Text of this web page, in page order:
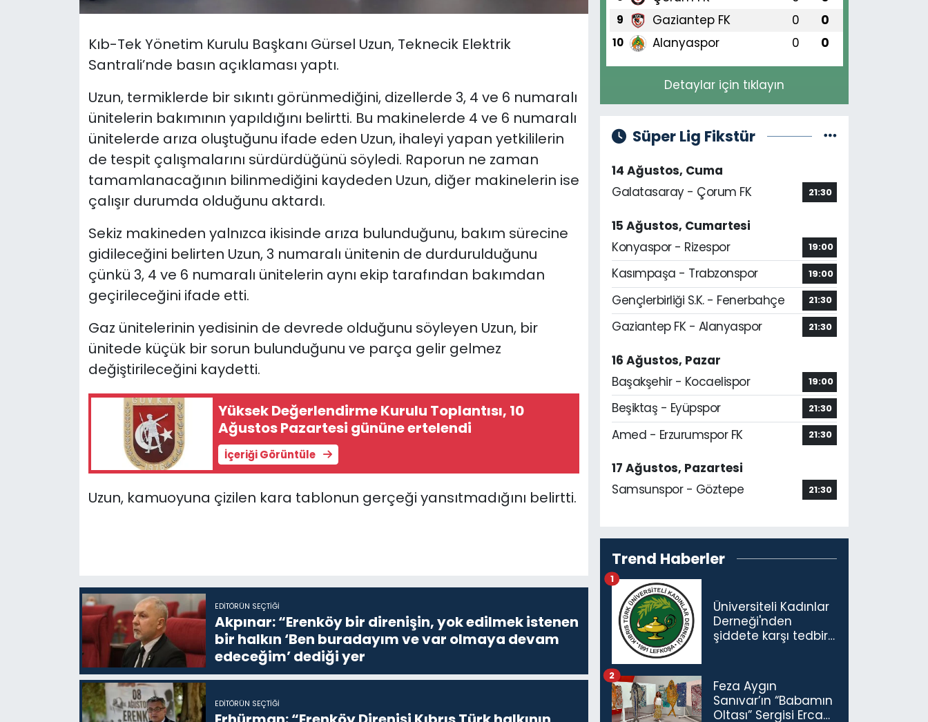
Kıb-Tek Yönetim Kurulu Başkanı Gürsel Uzun, Teknecik Elektrik
Santrali’nde basın açıklaması yaptı.
Uzun, termiklerde bir sıkıntı görünmediğini, dizellerde 3, 4 ve 6 numaralı
ünitelerin bakımının yapıldığını belirtti. Bu makinelerde 4 ve 6 numaralı
ünitelerde arıza oluştuğunu ifade eden Uzun, ihaleyi yapan yetkililerin
de tespit çalışmalarını sürdürdüğünü söyledi. Raporun ne zaman
tamamlanacağının bilinmediğini kaydeden Uzun, diğer makinelerin ise
çalışır durumda olduğunu aktardı.
Sekiz makineden yalnızca ikisinde arıza bulunduğunu, bakım sürecine
gidileceğini belirten Uzun, 3 numaralı ünitenin de durdurulduğunu
çünkü 3, 4 ve 6 numaralı ünitelerin aynı ekip tarafından bakımdan
geçirileceğini ifade etti.
Gaz ünitelerinin yedisinin de devrede olduğunu söyleyen Uzun, bir
ünitede küçük bir sorun bulunduğunu ve parça gelir gelmez
değiştirileceğini kaydetti.
Yüksek Değerlendirme Kurulu Toplantısı, 10
Ağustos Pazartesi gününe ertelendi
İçeriği Görüntüle
Uzun, kamuoyuna çizilen kara tablonun gerçeği yansıtmadığını belirtti.
EDITÖRÜN SEÇTIĞI
Akpınar: “Erenköy bir direnişin, yok edilmek istenen
bir halkın ‘Ben buradayım ve var olmaya devam
edeceğim’ dediği yer
EDITÖRÜN SEÇTIĞI
9 Gaziantep FK 0 0
10 Alanyaspor 0 0
Detaylar için tıklayın
Süper Lig Fikstür
14 Ağustos, Cuma
Galatasaray - Çorum FK
21:30
15 Ağustos, Cumartesi
Konyaspor - Rizespor
19:00
Kasımpaşa - Trabzonspor 19:00
Gençlerbirliği S.K. - Fenerbahçe 21:30
Gaziantep FK - Alanyaspor 21:30
16 Ağustos, Pazar
Başakşehir - Kocaelispor
19:00
Beşiktaş - Eyüpspor 21:30
Amed - Erzurumspor FK 21:30
17 Ağustos, Pazartesi
Samsunspor - Göztepe
21:30
Trend Haberler
Üniversiteli Kadınlar
Derneği'nden
şiddete karşı tedbir
1
Feza Aygın
Sanıvar’ın “Babamın
Oltası” Sergisi Ercan
2
Teknoloji
Video Galeri
Yazarlar